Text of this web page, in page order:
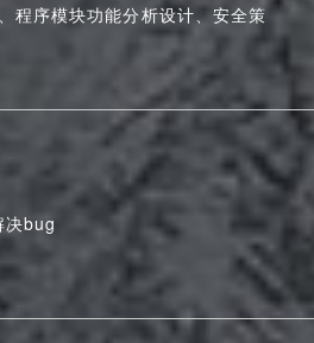
程序模块功能分析设计、安全策
决bug